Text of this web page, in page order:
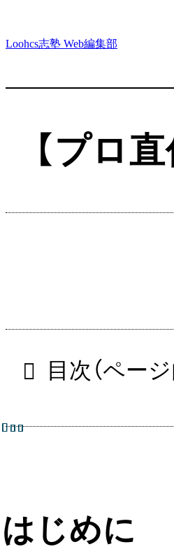
Loohcs志塾 Web編集部
【プロ
目次（ペー
はじめに